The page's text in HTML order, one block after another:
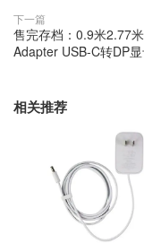
下一篇
售完存档：0.9米2.77
Adapter USB-C转DP
相关推荐